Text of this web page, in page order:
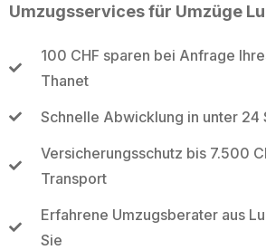
Umzugsservices für Umzüge
100 CHF sparen bei Anfrage
Thanet
Schnelle Abwicklung in unter 24
Versicherungsschutz bis 7.500
Transport
Erfahrene Umzugsberater aus
Sie